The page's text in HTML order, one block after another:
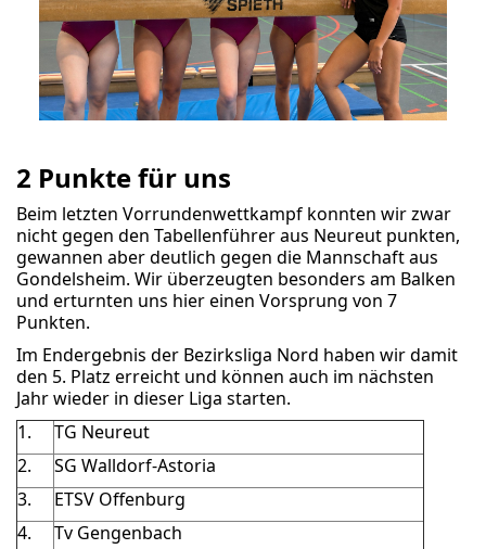
2 Punkte für uns
Beim letzten Vorrundenwettkampf konnten wir zwar
nicht gegen den Tabellenführer aus Neureut punkten,
gewannen aber deutlich gegen die Mannschaft aus
Gondelsheim. Wir überzeugten besonders am Balken
und erturnten uns hier einen Vorsprung von 7
Punkten.
Im Endergebnis der Bezirksliga Nord haben wir damit
den 5. Platz erreicht und können auch im nächsten
Jahr wieder in dieser Liga starten.
1.
TG Neureut
2.
SG Walldorf-Astoria
3.
ETSV Offenburg
4.
Tv Gengenbach